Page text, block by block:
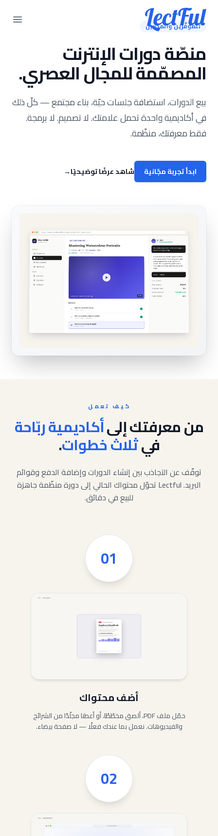
Your Company
للموفّرين والمدرّبين
منصّة دورات الإنترنت
المصمّمة للمجال العصري.
بيع الدورات، استضافة جلسات حيّة، بناء مجتمع — كلّ ذلك
في أكاديمية واحدة تحمل علامتك. لا تصميم. لا برمجة.
فقط معرفتك، منظّمة.
ابدأ تجربة مجّانية شاهد عرضًا توضيحيًا→
كيف تعمل
من معرفتك إلىأكاديمية ربّاحة
فيثلاث خطوات.
توقّف عن التجاذب بين إنشاء الدورات وإضافة الدفع وقوائم
البريد. Lectful تحوّل محتواك الحالي إلى دورة منظّمة جاهزة
للبيع في دقائق.
01
أضف محتواك
حمّل ملف PDF، ألصق مخطّطًا، أو أعطنا مجلّدًا من الشرائح
والفيديوهات. نعمل بما عندك فعلًا — لا صفحة بيضاء.
02